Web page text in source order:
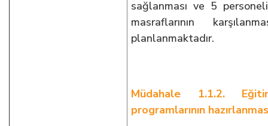
sağlanması ve 5
masraflarının
planlanmaktadır.
Müdahale 1.1.2.
programlarının